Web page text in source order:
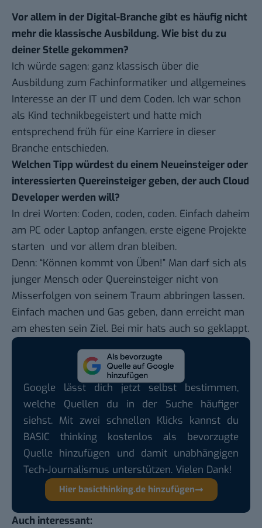
Vor allem in der Digital-Branche gibt es häufig nicht
mehr die klassische Ausbildung. Wie bist du zu
deiner Stelle gekommen?
Ich würde sagen: ganz klassisch über die
Ausbildung zum Fachinformatiker und allgemeines
Interesse an der IT und dem Coden. Ich war schon
als Kind technikbegeistert und hatte mich
entsprechend früh für eine Karriere in dieser
Branche entschieden.
Welchen Tipp würdest du einem Neueinsteiger oder
interessierten Quereinsteiger geben, der auch Cloud
Developer werden will?
In drei Worten: Coden, coden, coden. Einfach daheim
am PC oder Laptop anfangen, erste eigene Projekte
starten und vor allem dran bleiben.
Denn: “Können kommt von Üben!” Man darf sich als
junger Mensch oder Quereinsteiger nicht von
Misserfolgen von seinem Traum abbringen lassen.
Einfach machen und Gas geben, dann erreicht man
am ehesten sein Ziel. Bei mir hats auch so geklappt.
Google lässt dich jetzt selbst bestimmen,
welche Quellen du in der Suche häufiger
siehst. Mit zwei schnellen Klicks kannst du
BASIC thinking kostenlos als bevorzugte
Quelle hinzufügen und damit unabhängigen
Tech-Journalismus unterstützen. Vielen Dank!
Hier basicthinking.de hinzufügen
Auch interessant: